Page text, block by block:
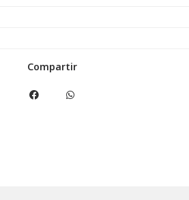
Compartir